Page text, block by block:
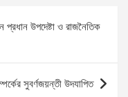
উপদেষ্টা ও রাজনৈতিক
সুবর্ণজয়ন্তী উদযাপিত